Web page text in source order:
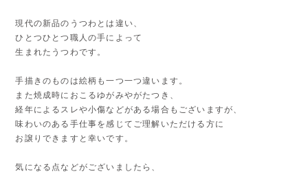
現代の新品のうつわとは違い、
ひとつひとつ職人の手によって
生まれたうつわです。
手描きのものは絵柄も一つ一つ違います。
また焼成時におこるゆがみやがたつき、
経年によるスレや小傷などがある場合もございますが、
味わいのある手仕事を感じてご理解いただける方に
お譲りできますと幸いです。
気になる点などがございましたら、